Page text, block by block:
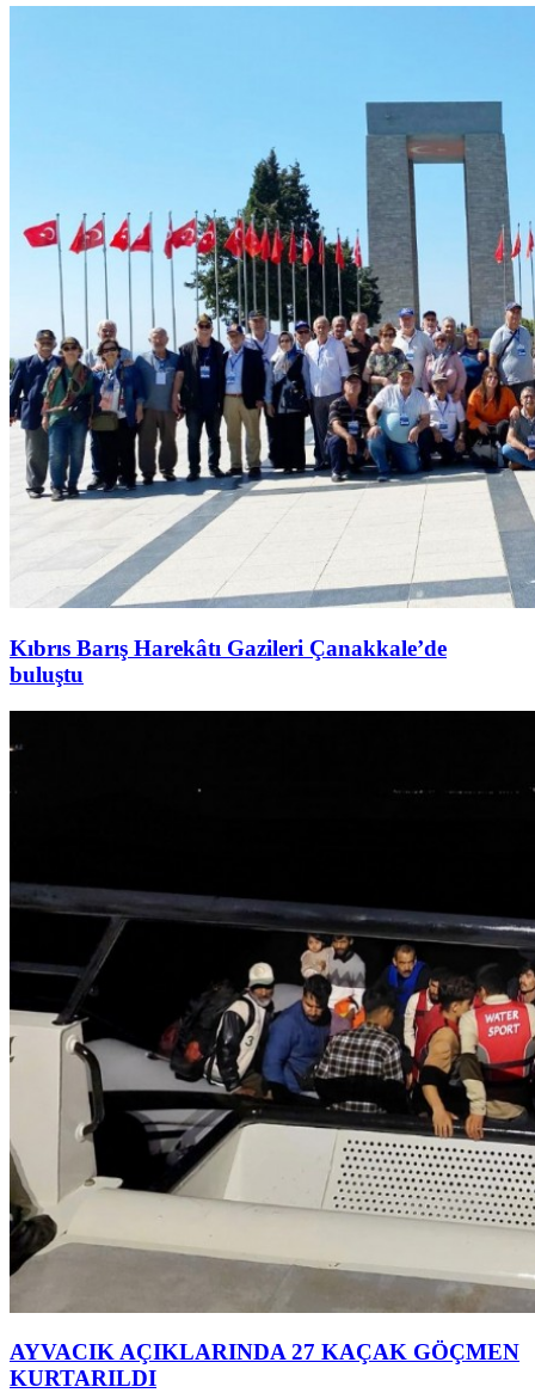
Kıbrıs Barış Harekâtı Gazileri Çanakkale’de
buluştu
AYVACIK AÇIKLARINDA 27 KAÇAK GÖÇMEN
KURTARILDI